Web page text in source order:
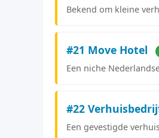
Bekend om kleine
#21 Move Hotel
Een niche
#22
Een gevestigde